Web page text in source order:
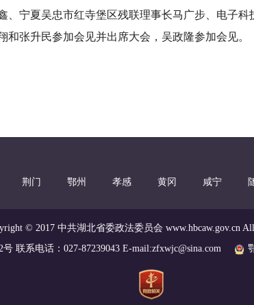
、宁夏吴忠市红寺堡区残联理事长马广步、电子科
和张升民参加会见并出席大会，吴政隆参加会见。
荆门 鄂州 孝感 黄冈 咸宁
© 2017 中共湖北省委政法委员会 www.hbcaw.gov.cn All
号 联系电话：027-87239043 E-mail:zfxwjc@sina.com